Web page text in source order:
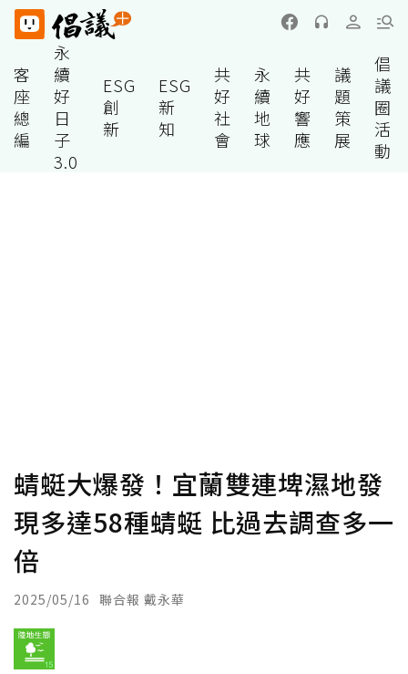
客
座
總
編
永
續
好
日
子
3.0
ESG
創
新
ESG
新
知
共
好
社
會
永
續
地
球
共
好
響
應
議
題
策
展
倡
議
圈
活
動
蜻蜓大爆發！宜蘭雙連埤濕地發
現多達58種蜻蜓 比過去調查多一
倍
2025/05/16 聯合報 戴永華